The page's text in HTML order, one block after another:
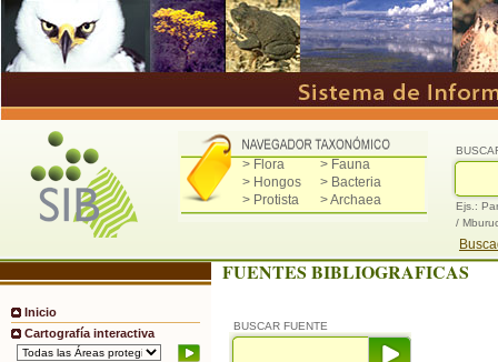
> Flora
> Fauna
> Hongos
> Bacteria
> Protista
> Archaea
Ejs.:
/
Inicio
Cartografía interactiva
FUENTES BIBLIOGRAFICAS
BUSCAR FUENTE